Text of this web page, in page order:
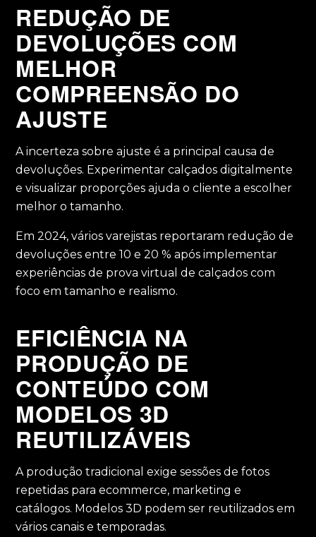
REDUÇÃO DE
DEVOLUÇÕES COM
MELHOR
COMPREENSÃO DO
AJUSTE
A incerteza sobre ajuste é a principal causa de
devoluções. Experimentar calçados digitalmente
e visualizar proporções ajuda o cliente a escolher
melhor o tamanho.
Em 2024, vários varejistas reportaram redução de
devoluções entre 10 e 20 % após implementar
experiências de prova virtual de calçados com
foco em tamanho e realismo.
EFICIÊNCIA NA
PRODUÇÃO DE
CONTEÚDO COM
MODELOS 3D
REUTILIZÁVEIS
A produção tradicional exige sessões de fotos
repetidas para ecommerce, marketing e
catálogos. Modelos 3D podem ser reutilizados em
vários canais e temporadas.